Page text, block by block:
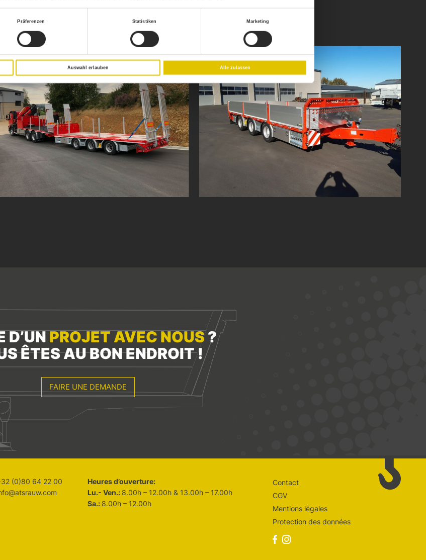
Präferenzen Statistiken Marketing
Auswahl erlauben Alle zulassen
D’UNPROJET AVEC NOUS?
ÊTES AU BON ENDROIT !
FAIRE UNE DEMANDE
(0)80 64 22 00
Heures d’ouverture:
Lu.- Ven.: 8.00h – 12.00h & 13.00h – 17.00h
Sa.: 8.00h – 12.00h
Contact
CGV
Mentions légales
Protection des données